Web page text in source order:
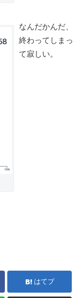
なんだかんだ、
終わってしまっ
て寂しい。
はてブ